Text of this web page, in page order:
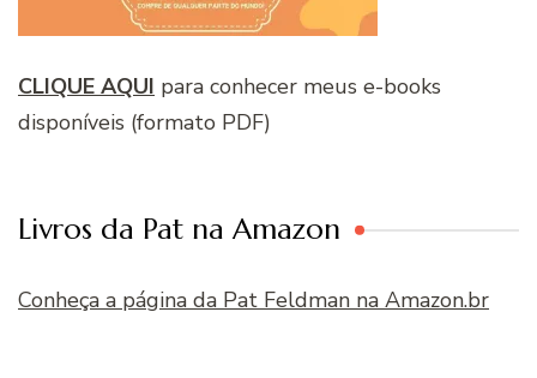
CLIQUE AQUI para conhecer meus e-books
disponíveis (formato PDF)
Livros da Pat na Amazon
Conheça a página da Pat Feldman na Amazon.br